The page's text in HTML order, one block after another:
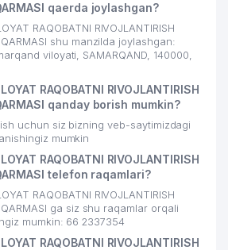
qaerda joylashgan?
RAQOBATNI RIVOJLANTIRISH
shu manzilda joylashgan:
viloyati, SAMARQAND, 140000,
RAQOBATNI RIVOJLANTIRISH
qanday borish mumkin?
uchun siz bizning veb-saytimizdagi
mumkin
RAQOBATNI RIVOJLANTIRISH
telefon raqamlari?
RAQOBATNI RIVOJLANTIRISH
ga siz shu raqamlar orqali
mumkin: 66 2337354
RAQOBATNI RIVOJLANTIRISH